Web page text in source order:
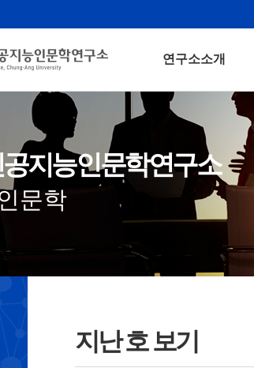
연구소소개
지능인문학연구소
문학
지난 호 보기